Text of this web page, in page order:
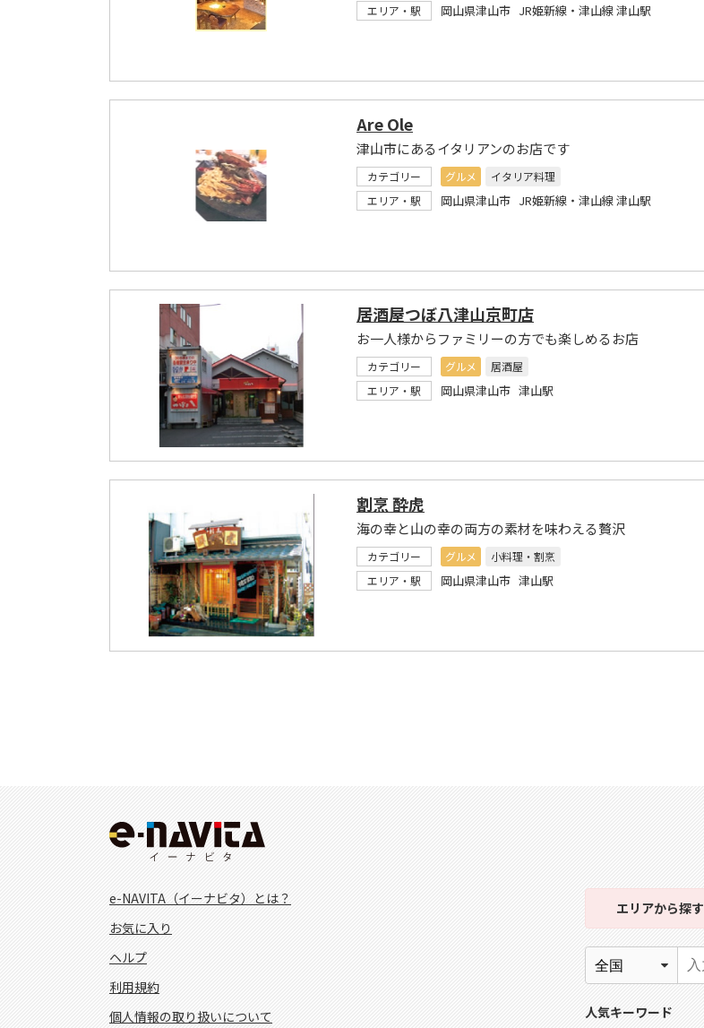
エリア・駅
岡山県津山市 JR姫新線・津山線 津山駅
Are Ole
津山市にあるイタリアンのお店です
カテゴリー グルメ
イタリア料理
エリア・駅
岡山県津山市 JR姫新線・津山線 津山駅
居酒屋つぼ八津山京町店
お一人様からファミリーの方でも楽しめるお店
カテゴリー グルメ
居酒屋
エリア・駅
岡山県津山市 津山駅
割烹 酔虎
海の幸と山の幸の両方の素材を味わえる贅沢
カテゴリー グルメ
小料理・割烹
エリア・駅
岡山県津山市 津山駅
e-NAVITA（イーナビタ）とは？
お気に入り
ヘルプ
利用規約
個人情報の取り扱いについて
エリアから探す
人気キーワード